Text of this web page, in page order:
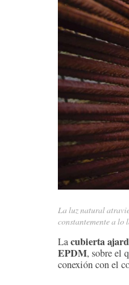
La luz natural
constantemente a lo
Lacubierta
EPDM, sobre el
conexión con el